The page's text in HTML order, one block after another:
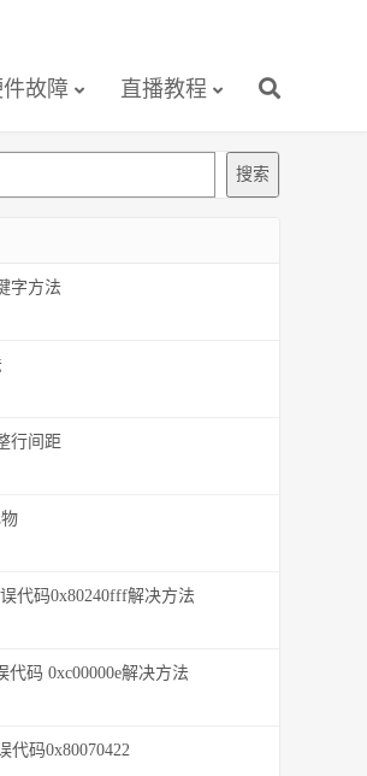
故障 直播教程
搜索
字方法
行间距
代码0x80240fff解决方法
代码 0xc00000e解决方法
代码0x80070422